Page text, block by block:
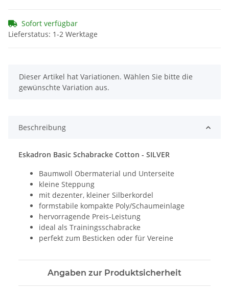
Sofort verfügbar
Lieferstatus: 1-2 Werktage
x
Dieser Artikel hat Variationen. Wählen Sie bitte die
gewünschte Variation aus.
Beschreibung
Eskadron Basic Schabracke Cotton - SILVER
Baumwoll Obermaterial und Unterseite
kleine Steppung
mit dezenter, kleiner Silberkordel
formstabile kompakte Poly/Schaumeinlage
hervorragende Preis-Leistung
ideal als Trainingsschabracke
perfekt zum Besticken oder für Vereine
Angaben zur Produktsicherheit